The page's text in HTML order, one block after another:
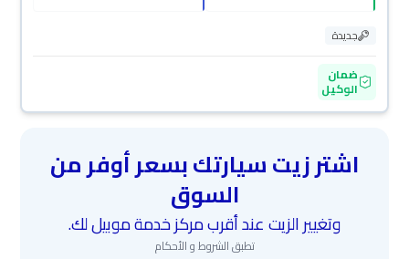
جديدة
ضمان
الوكيل
اشتر زيت سيارتك بسعر أوفر من
السوق
وتغيير الزيت عند أقرب مركز خدمة موبيل لك.
تطبق الشروط و الأحكام